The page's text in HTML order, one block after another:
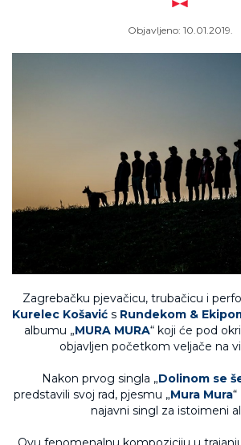
Objavljeno: 10.01.2019.
Zagrebačku pjevačicu, trubačicu i
Kurelec Košavić s Rundekom &
albumu „MURA MURA“ koji će pod
objavljen početkom veljače na
Nakon prvog singla „Dolinom se
predstavili svoj rad, pjesmu „Mura Mura
najavni singl za istoimeni